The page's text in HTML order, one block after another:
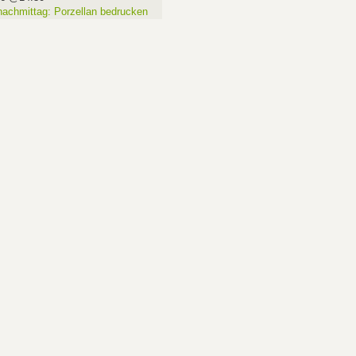
Porzellan bedrucken